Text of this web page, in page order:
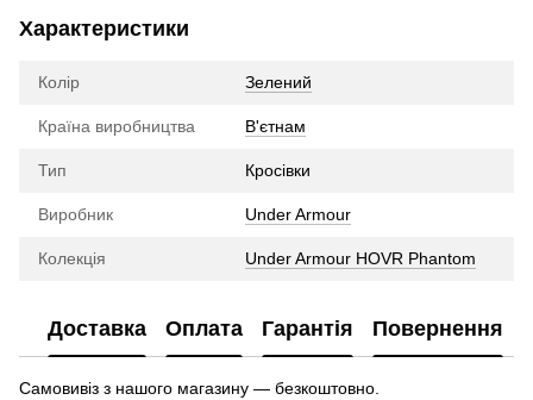
Характеристики
Колір Зелений
Країна виробництва В'єтнам
Тип Кросівки
Виробник Under Armour
Колекція Under Armour HOVR Phantom
Доставка Оплата Гарантія Повернення
Самовивіз з нашого магазину — безкоштовно.